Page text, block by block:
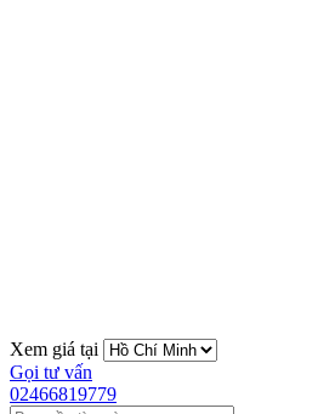
Xem giá tại
Gọi tư vấn
02466819779